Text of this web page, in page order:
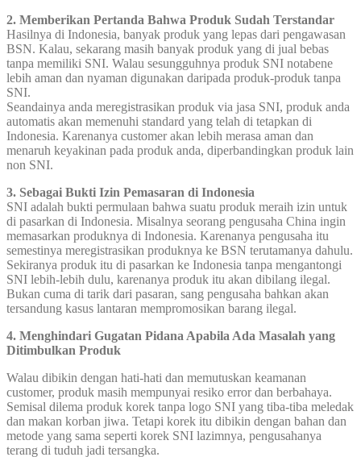
2. Memberikan Pertanda Bahwa Produk Sudah Terstandar
Hasilnya di Indonesia, banyak produk yang lepas dari pengawasan
BSN. Kalau, sekarang masih banyak produk yang di jual bebas
tanpa memiliki SNI. Walau sesungguhnya produk SNI notabene
lebih aman dan nyaman digunakan daripada produk-produk tanpa
SNI.
Seandainya anda meregistrasikan produk via jasa SNI, produk anda
automatis akan memenuhi standard yang telah di tetapkan di
Indonesia. Karenanya customer akan lebih merasa aman dan
menaruh keyakinan pada produk anda, diperbandingkan produk lain
non SNI.
3. Sebagai Bukti Izin Pemasaran di Indonesia
SNI adalah bukti permulaan bahwa suatu produk meraih izin untuk
di pasarkan di Indonesia. Misalnya seorang pengusaha China ingin
memasarkan produknya di Indonesia. Karenanya pengusaha itu
semestinya meregistrasikan produknya ke BSN terutamanya dahulu.
Sekiranya produk itu di pasarkan ke Indonesia tanpa mengantongi
SNI lebih-lebih dulu, karenanya produk itu akan dibilang ilegal.
Bukan cuma di tarik dari pasaran, sang pengusaha bahkan akan
tersandung kasus lantaran mempromosikan barang ilegal.
4. Menghindari Gugatan Pidana Apabila Ada Masalah yang
Ditimbulkan Produk
Walau dibikin dengan hati-hati dan memutuskan keamanan
customer, produk masih mempunyai resiko error dan berbahaya.
Semisal dilema produk korek tanpa logo SNI yang tiba-tiba meledak
dan makan korban jiwa. Tetapi korek itu dibikin dengan bahan dan
metode yang sama seperti korek SNI lazimnya, pengusahanya
terang di tuduh jadi tersangka.